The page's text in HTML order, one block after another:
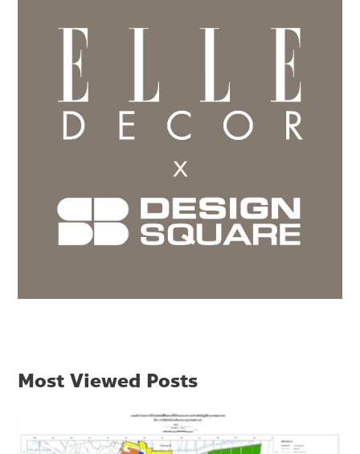
Most Viewed Posts